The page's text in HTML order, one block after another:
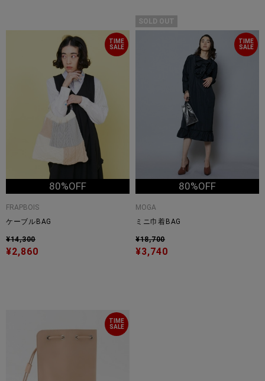
TIME
SALE
80%OFF
FRAPBOIS
ケーブルBAG
¥14,300
¥2,860
SOLD OUT
TIME
SALE
80%OFF
MOGA
ミニ巾着BAG
¥18,700
¥3,740
TIME
SALE